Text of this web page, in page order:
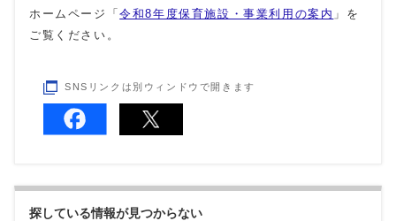
ホームページ「令和8年度保育施設・事業利用の案内 」を
ご覧ください。
SNSリンクは別ウィンドウで開きます
探している情報が見つからない